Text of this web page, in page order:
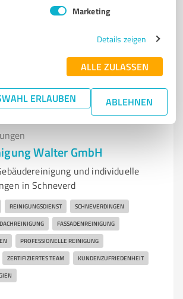
Marketing
Details zeigen
ALLE ZULASSEN
ERLAUBEN ABLEHNEN
Str. 14, 29646 Bispingen
Walter GmbH
und individuelle
in Schneverd
REINIGUNGSDIENST SCHNEVERDINGEN
DACHREINIGUNG FASSADENREINIGUNG
PROFESSIONELLE REINIGUNG
ZERTIFIZIERTES TEAM KUNDENZUFRIEDENHEIT